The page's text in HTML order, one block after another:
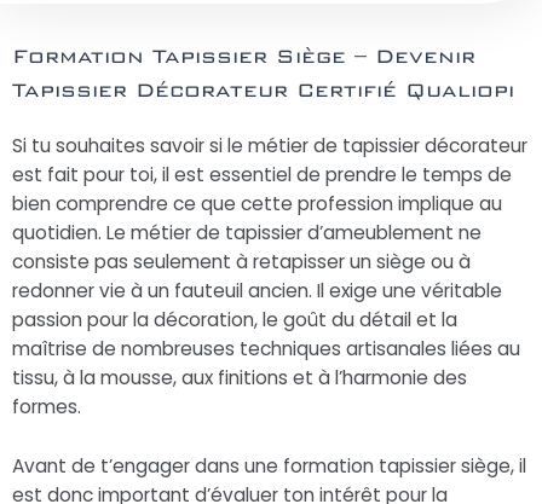
Formation Tapissier Siège – Devenir
Tapissier Décorateur Certifié Qualiopi
Si tu souhaites savoir si le métier de tapissier décorateur
est fait pour toi, il est essentiel de prendre le temps de
bien comprendre ce que cette profession implique au
quotidien. Le métier de tapissier d’ameublement ne
consiste pas seulement à retapisser un siège ou à
redonner vie à un fauteuil ancien. Il exige une véritable
passion pour la décoration, le goût du détail et la
maîtrise de nombreuses techniques artisanales liées au
tissu, à la mousse, aux finitions et à l’harmonie des
formes.
Avant de t’engager dans une formation tapissier siège, il
est donc important d’évaluer ton intérêt pour la